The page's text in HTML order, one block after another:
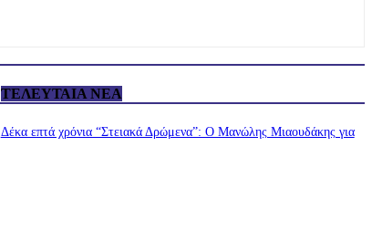
ΤΕΛΕΥΤΑΊΑ ΝΈΑ
Δέκα επτά χρόνια “Στειακά Δρώμενα”: Ο Μανώλης Μιαουδάκης για